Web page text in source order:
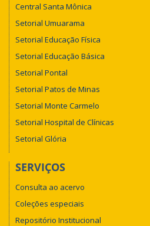
Central Santa Mônica
Setorial Umuarama
Setorial Educação Física
Setorial Educação Básica
Setorial Pontal
Setorial Patos de Minas
Setorial Monte Carmelo
Setorial Hospital de Clínicas
Setorial Glória
SERVIÇOS
Consulta ao acervo
Coleções especiais
Repositório Institucional